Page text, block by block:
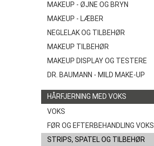
MAKEUP - ØJNE OG BRYN
MAKEUP - LÆBER
NEGLELAK OG TILBEHØR
MAKEUP TILBEHØR
MAKEUP DISPLAY OG TESTERE
DR. BAUMANN - MILD MAKE-UP
HÅRFJERNING MED VOKS
VOKS
FØR OG EFTERBEHANDLING VOKS
STRIPS, SPATEL OG TILBEHØR